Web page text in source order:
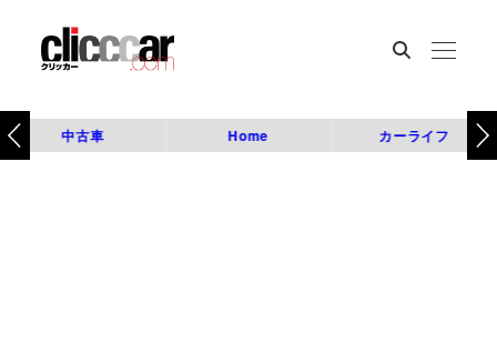
中古車 Home カーライフ